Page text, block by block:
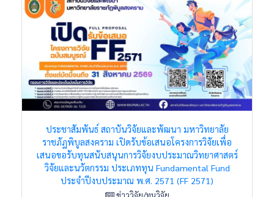
ประชาสัมพันธ์ สถาบันวิจัยและพัฒนา มหาวิทยาลัย
ราชภัฏพิบูลสงคราม เปิดรับข้อเสนอโครงการวิจัยเพื่อ
เสนอขอรับทุนสนับสนุนการวิจัยงบประมาณวิทยาศาสตร์
วิจัยและนวัตกรรม ประเภททุน Fundamental Fund
ประจำปีงบประมาณ พ.ศ. 2571 (FF 2571)
ข่าววิจัย/ทุนวิจัย